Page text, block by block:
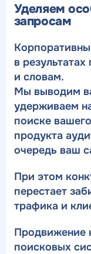
Уделяем
запросам
в
и словам.
Мы выводим
удерживаем
поиске
продукта
очередь ваш
При этом
перестает
трафика и
Продвижение
поисковых